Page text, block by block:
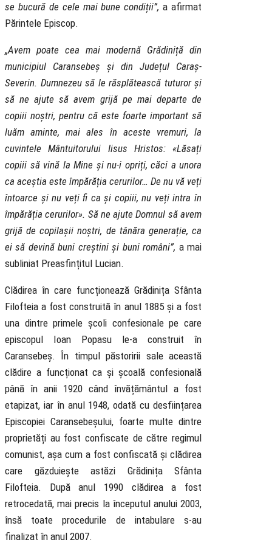
se bucură de cele mai bune condiții”, a afirmat
Părintele Episcop.
„Avem poate cea mai modernă Grădiniță din
municipiul Caransebeș și din Județul Caraș-
Severin. Dumnezeu să le răsplătească tuturor și
să ne ajute să avem grijă pe mai departe de
copiii noștri, pentru că este foarte important să
luăm aminte, mai ales în aceste vremuri, la
cuvintele Mântuitorului Iisus Hristos: «Lăsați
copiii să vină la Mine și nu-i opriți, căci a unora
ca aceștia este împărăția cerurilor… De nu vă veți
întoarce și nu veți fi ca și copiii, nu veți intra în
împărăția cerurilor». Să ne ajute Domnul să avem
grijă de copilașii noștri, de tânăra generație, ca
ei să devină buni creștini și buni români”, a mai
subliniat Preasfințitul Lucian.
Clădirea în care funcționează Grădinița Sfânta
Filofteia a fost construită în anul 1885 și a fost
una dintre primele școli confesionale pe care
episcopul Ioan Popasu le-a construit în
Caransebeș. În timpul păstoririi sale această
clădire a funcționat ca și școală confesională
până în anii 1920 când învățământul a fost
etapizat, iar în anul 1948, odată cu desființarea
Episcopiei Caransebeșului, foarte multe dintre
proprietăți au fost confiscate de către regimul
comunist, așa cum a fost confiscată și clădirea
care găzduiește astăzi Grădinița Sfânta
Filofteia. După anul 1990 clădirea a fost
retrocedată, mai precis la începutul anului 2003,
însă toate procedurile de intabulare s-au
finalizat în anul 2007.